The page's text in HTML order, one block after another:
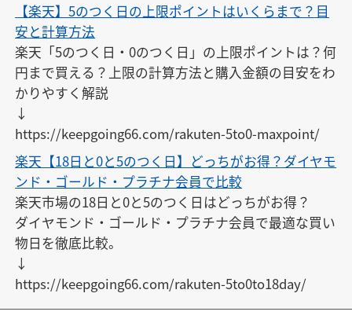
【楽天】5のつく日の上限ポイントはいくらまで？目
安と計算方法
楽天「5のつく日・0のつく日」の上限ポイントは？何
円まで買える？上限の計算方法と購入金額の目安をわ
かりやすく解説
↓
https://keepgoing66.com/rakuten-5to0-maxpoint/
楽天【18日と0と5のつく日】どっちがお得？ダイヤモ
ンド・ゴールド・プラチナ会員で比較
楽天市場の18日と0と5のつく日はどっちがお得？
ダイヤモンド・ゴールド・プラチナ会員で最適な買い
物日を徹底比較。
↓
https://keepgoing66.com/rakuten-5to0to18day/